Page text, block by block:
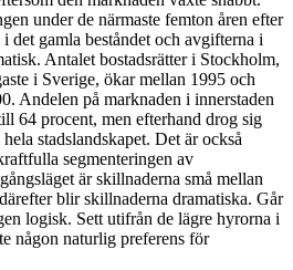
under de närmaste femton åren efter
det gamla beståndet och avgifterna i
Antalet bostadsrätter i Stockholm,
i Sverige, ökar mellan 1995 och
Andelen på marknaden i innerstaden
64 procent, men efterhand drog sig
stadslandskapet. Det är också
segmenteringen av
är skillnaderna små mellan
blir skillnaderna dramatiska. Går
logisk. Sett utifrån de lägre hyrorna i
någon naturlig preferens för